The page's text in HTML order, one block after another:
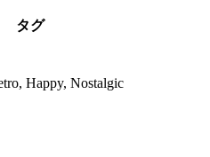
タグ
Happy, Nostalgic